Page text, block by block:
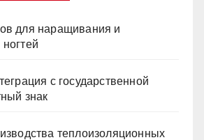
для наращивания и
с государственной
знак
теплоизоляционных